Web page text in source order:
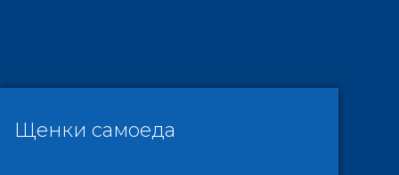
Щенки самоеда